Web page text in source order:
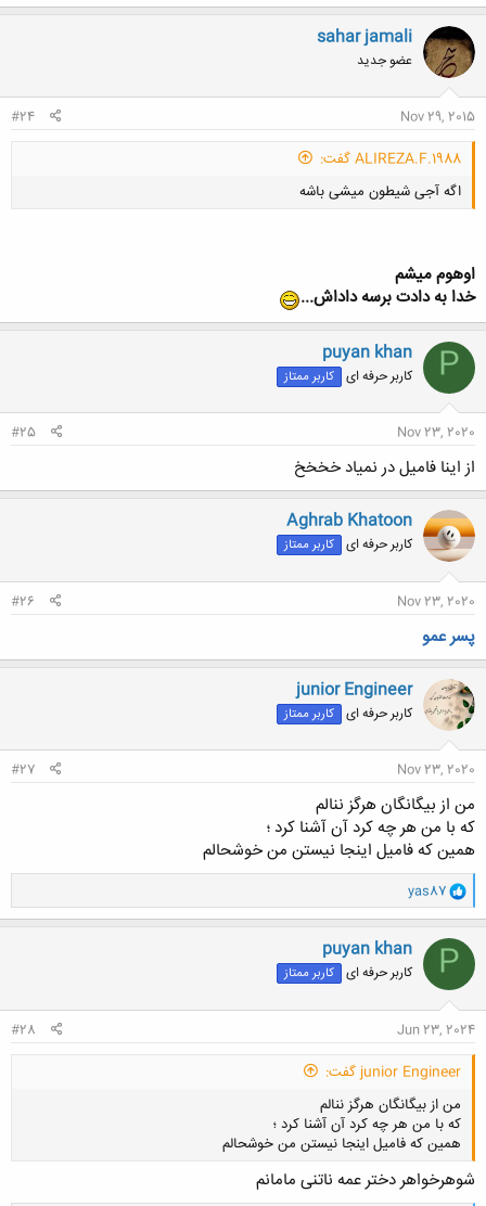
sahar jamali
عضو جدید
Nov 29, 2015
#24
ALIREZA.F.1988 گفت:
اگه آجی شیطون میشی باشه
اوهوم میشم
خدا به دادت برسه داداش...
P
puyan khan
کاربر حرفه ای کاربر ممتاز
Nov 23, 2020
#25
از اینا فامیل در نمیاد خخخخ
Aghrab Khatoon
کاربر حرفه ای کاربر ممتاز
Nov 23, 2020
#26
پسر عمو
junior Engineer
کاربر حرفه ای کاربر ممتاز
Nov 23, 2020
#27
من از بیگانگان هرگز ننالم
که با من هر چه کرد آن آشنا کرد ؛
همین که فامیل اینجا نیستن من خوشحالم
و
ا
ک
ن
ش
ه
ا
yas87
P
puyan khan
کاربر حرفه ای کاربر ممتاز
Jun 23, 2024
#28
junior Engineer گفت:
من از بیگانگان هرگز ننالم
که با من هر چه کرد آن آشنا کرد ؛
همین که فامیل اینجا نیستن من خوشحالم
شوهرخواهر دختر عمه ناتنی مامانم